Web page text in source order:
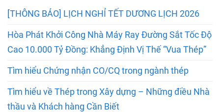
[THÔNG BÁO] LỊCH NGHỈ TẾT DƯƠNG LỊCH 2026
Hòa Phát Khởi Công Nhà Máy Ray Đường Sắt Tốc Độ
Cao 10.000 Tỷ Đồng: Khẳng Định Vị Thế “Vua Thép”
Tìm hiểu Chứng nhận CO/CQ trong ngành thép
Tìm hiểu về Thép trong Xây dựng – Những điều Nhà
thầu và Khách hàng Cần Biết